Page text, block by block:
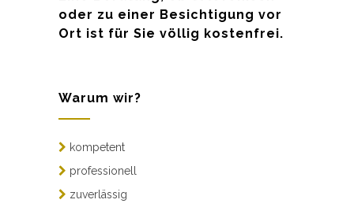
oder zu einer Besichtigung vor
Ort ist für Sie völlig kostenfrei.
Warum wir?
kompetent
professionell
zuverlässig